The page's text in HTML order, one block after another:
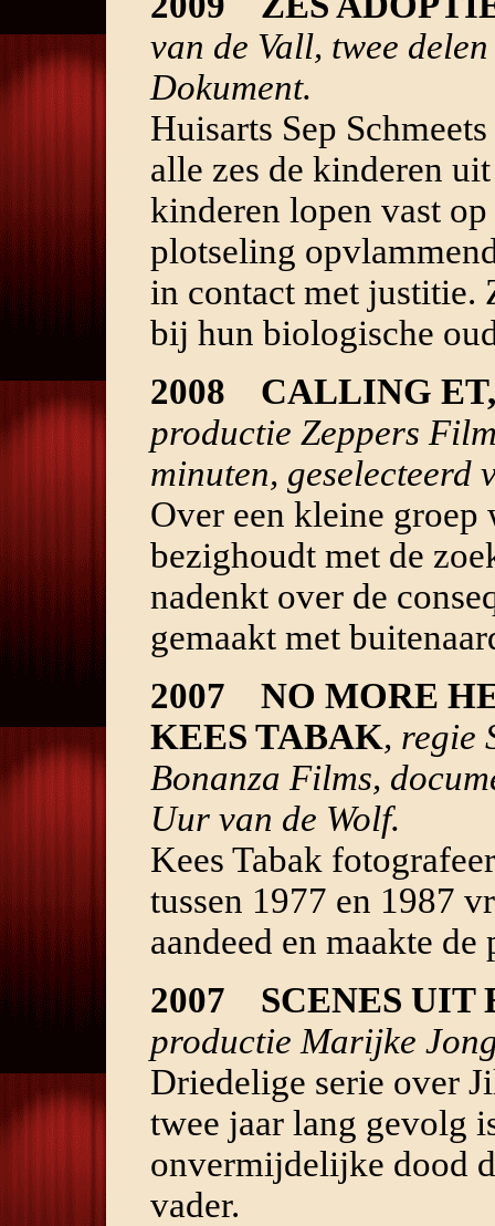
van de Vall, twee
Dokument.
Huisarts Sep
alle zes de kinderen
kinderen lopen vast
plotseling
in contact met justitie.
bij hun biologische
2008 CALLING
productie Zeppers
minuten, geselecteerd
Over een kleine groep
bezighoudt met de
nadenkt over de
gemaakt met
2007 NO MORE
KEES TABAK, regie
Bonanza Films,
Uur van de Wolf.
Kees Tabak
tussen 1977 en 1987
aandeed en maakte
2007 SCENES UIT
productie Marijke
Driedelige serie over
twee jaar lang gevolg
onvermijdelijke dood
vader.